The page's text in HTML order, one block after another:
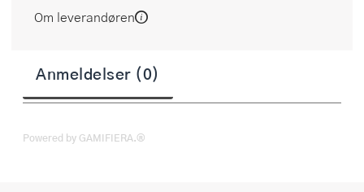
Om leverandøren
Anmeldelser (0)
Powered by GAMIFIERA.®